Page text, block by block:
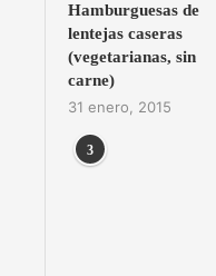
Hamburguesas de
lentejas caseras
(vegetarianas, sin
carne)
31 enero, 2015
3